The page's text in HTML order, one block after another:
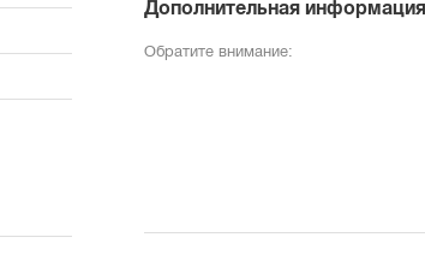
Дополнительная информация
Обратите внимание: